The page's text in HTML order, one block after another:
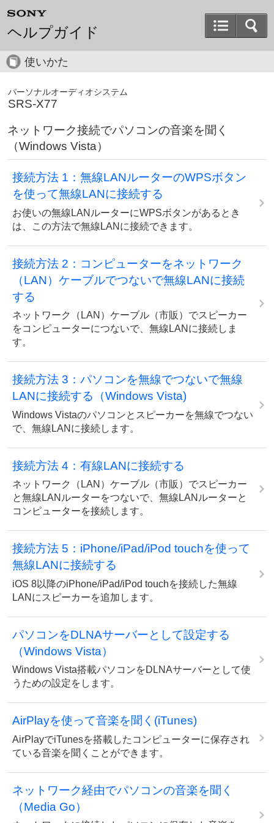
ヘルプガイド
使いかた
パーソナルオーディオシステム
SRS-X77
ネットワーク接続でパソコンの音楽を聞く
（Windows Vista）
接続方法 1：無線LANルーターのWPSボタン
を使って無線LANに接続する
お使いの無線LANルーターにWPSボタンがあるとき
は、この方法で無線LANに接続できます。
接続方法 2：コンピューターをネットワーク
（LAN）ケーブルでつないで無線LANに接続
する
ネットワーク（LAN）ケーブル（市販）でスピーカー
をコンピューターにつないで、無線LANに接続しま
す。
接続方法 3：パソコンを無線でつないで無線
LANに接続する（Windows Vista)
Windows Vistaのパソコンとスピーカーを無線でつない
で、無線LANに接続します。
接続方法 4：有線LANに接続する
ネットワーク（LAN）ケーブル（市販）でスピーカー
と無線LANルーターをつないで、無線LANルーターと
コンピューターを接続します。
接続方法 5：iPhone/iPad/iPod touchを使って
無線LANに接続する
iOS 8以降のiPhone/iPad/iPod touchを接続した無線
LANにスピーカーを追加します。
パソコンをDLNAサーバーとして設定する
（Windows Vista）
Windows Vista搭載パソコンをDLNAサーバーとして使
うための設定をします。
AirPlayを使って音楽を聞く(iTunes)
AirPlayでiTunesを搭載したコンピューターに保存され
ている音楽を聞くことができます。
ネットワーク経由でパソコンの音楽を聞く
（Media Go）